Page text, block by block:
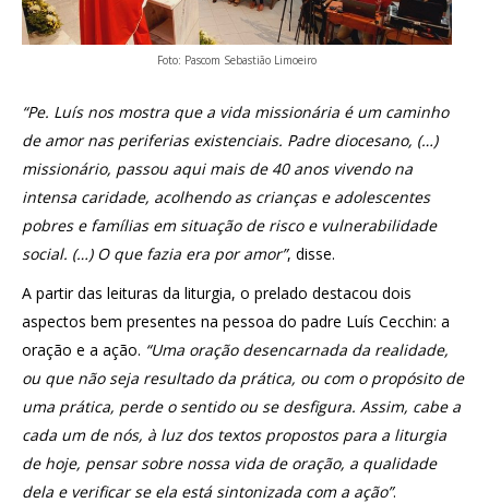
Foto: Pascom Sebastião Limoeiro
“Pe. Luís nos mostra que a vida missionária é um caminho
de amor nas periferias existenciais. Padre diocesano, (…)
missionário, passou aqui mais de 40 anos vivendo na
intensa caridade, acolhendo as crianças e adolescentes
pobres e famílias em situação de risco e vulnerabilidade
social. (…) O que fazia era por amor”, disse.
A partir das leituras da liturgia, o prelado destacou dois
aspectos bem presentes na pessoa do padre Luís Cecchin: a
oração e a ação. “Uma oração desencarnada da realidade,
ou que não seja resultado da prática, ou com o propósito de
uma prática, perde o sentido ou se desfigura. Assim, cabe a
cada um de nós, à luz dos textos propostos para a liturgia
de hoje, pensar sobre nossa vida de oração, a qualidade
dela e verificar se ela está sintonizada com a ação”.